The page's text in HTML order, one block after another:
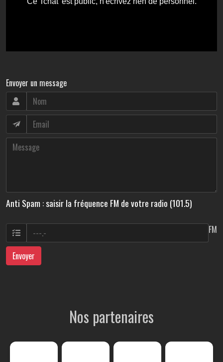
Envoyer un message
Anti Spam : saisir la fréquence FM de votre radio (101.5)
FM
Envoyer
Nos partenaires